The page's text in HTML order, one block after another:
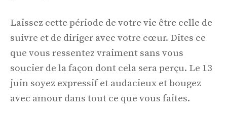
Laissez cette période de votre vie être celle de
suivre et de diriger avec votre cœur. Dites ce
que vous ressentez vraiment sans vous
soucier de la façon dont cela sera perçu. Le 13
juin soyez expressif et audacieux et bougez
avec amour dans tout ce que vous faites.